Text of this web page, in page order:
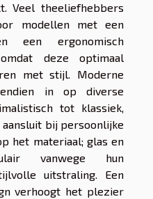
Veel theeliefhebbers
modellen met een
een ergonomisch
deze optimaal
met stijl. Moderne
in op diverse
tot klassiek,
bij persoonlijke
het materiaal; glas en
vanwege hun
uitstraling. Een
verhoogt het plezier